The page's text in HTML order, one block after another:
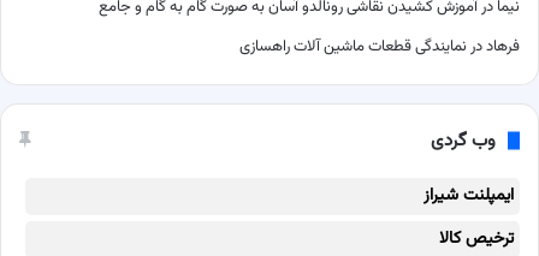
نیما درآموزش کشیدن نقاشی رونالدو آسان به صورت گام به گام و جامع
فرهاددر نمایندگی قطعات ماشین آلات راهسازی
وب گردی
ایمپلنت شیراز
ترخیص کالا